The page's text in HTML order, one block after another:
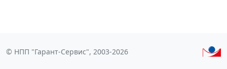
© НПП "Гарант-Сервис", 2003-2026